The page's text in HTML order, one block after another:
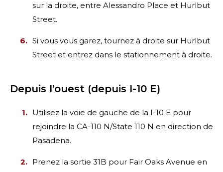
sur la droite, entre Alessandro Place et Hurlbut
Street.
Si vous vous garez, tournez à droite sur Hurlbut
Street et entrez dans le stationnement à droite.
Depuis l’ouest (depuis I-10 E)
Utilisez la voie de gauche de la I-10 E pour
rejoindre la CA-110 N/State 110 N en direction de
Pasadena.
Prenez la sortie 31B pour Fair Oaks Avenue en